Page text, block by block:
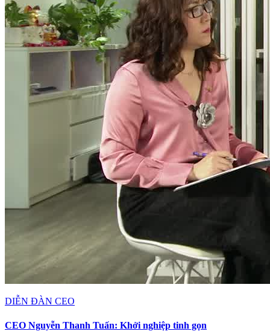
DIỄN ĐÀN CEO
CEO Nguyễn Thanh Tuấn: Khởi nghiệp tinh gọn